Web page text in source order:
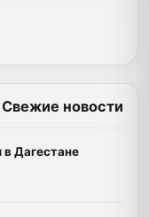
Свежие новости
Дагестане